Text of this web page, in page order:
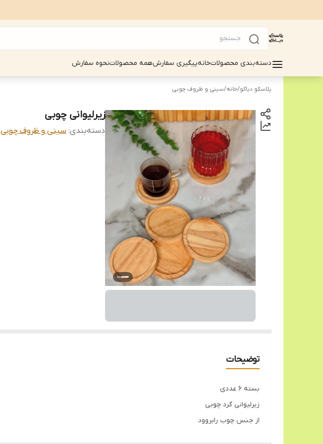
دسته‌بندی محصولاتخانهپیگیری سفارشهمه محصولاتنحوه سفارش
پلاسکو دیاکو/خانه/سینی و ظروف چوبی
زیرلیوانی چوبی
دسته‌بندی: سینی و ظروف چوبی
توضیحات
بسته 6 عددی
زیرلیوانی گرد چوبی
از جنس چوب رابروود